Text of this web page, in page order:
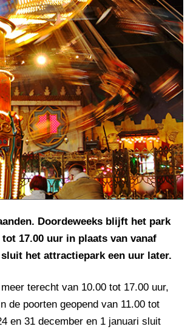
Doordeweeks blijft het park
17.00 uur in plaats van vanaf
het attractiepark een uur later.
terecht van 10.00 tot 17.00 uur,
de poorten geopend van 11.00 tot
en 31 december en 1 januari sluit